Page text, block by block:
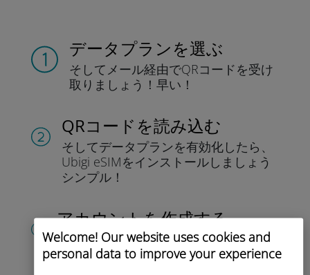
Welcome! Our website uses cookies and
personal data to improve your experience
データプランを選ぶ
そしてメール経由でQRコードを受け
取りましょう！早い！
QRコードを読み込む
そしてデータプランを有効化したら、
Ubigi eSIMをインストールしま しょう
シンプル！
アカウントを作成する
すると、データプランの.使用が可能と
なります。外出先 から残高を確認し、